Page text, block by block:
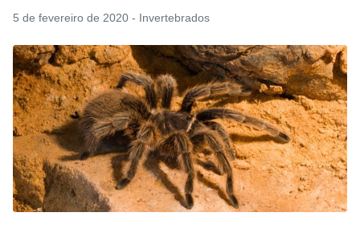
5 de fevereiro de 2020 - Invertebrados